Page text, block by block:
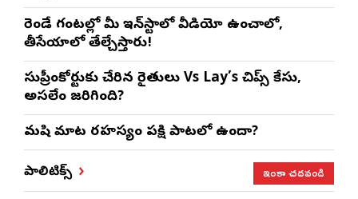
రెండే గంటల్లో మీ ఇన్‌స్టాలో వీడియో ఉంచాలో,
తీసేయాలో తేల్చేస్తారు!
సుప్రీంకోర్టుకు చేరిన రైతులు Vs Lay’s చిప్స్‌ కేసు,
అసలేం జరిగింది?
మనిషి మాట రహస్యం పక్షి పాటలో ఉందా?
పాలిటిక్స్ ఇంకా చదవండి